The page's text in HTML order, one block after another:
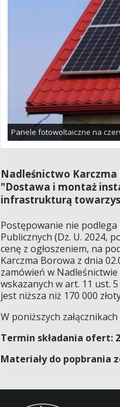
Panele fotowoltaiczne na
Nadleśnictwo
"Dostawa i montaż
infrastrukturą
Postępowanie nie
Publicznych (Dz. U. 2024,
cenę z ogłoszeniem, na
Karczma Borowa z dnia
zamówień w
wskazanych w art. 11 ust.
jest niższa niż 170 000
W poniższych
Termin składania ofert:
Materiały do popbrania